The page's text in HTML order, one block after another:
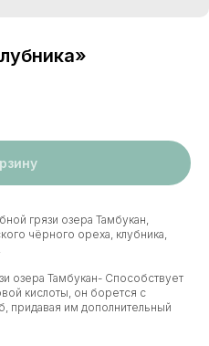
грязи озера Тамбукан,
чёрного ореха, клубника,
озера Тамбукан- Способствует
кислоты, он борется с
придавая им дополнительный